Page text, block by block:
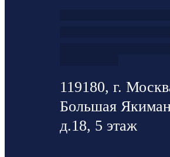
119180, г.
Большая
д.18, 5 этаж